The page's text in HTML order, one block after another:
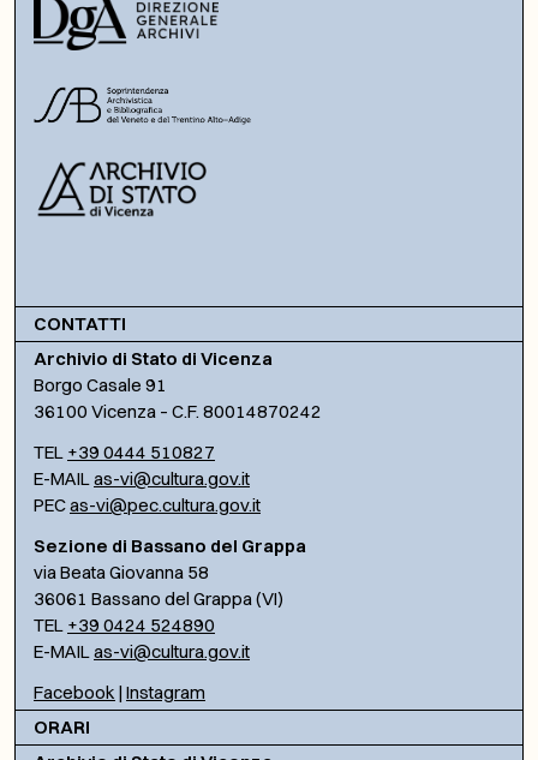
CONTATTI
Archivio di Stato di Vicenza
Borgo Casale 91
36100 Vicenza – C.F. 80014870242
TEL +39 0444 510827
E-MAILas-vi@cultura.gov.it
PECas-vi@pec.cultura.gov.it
Sezione di Bassano del Grappa
via Beata Giovanna 58
36061 Bassano del Grappa (VI)
TEL +39 0424 524890
E-MAILas-vi@cultura.gov.it
Facebook | Instagram
ORARI